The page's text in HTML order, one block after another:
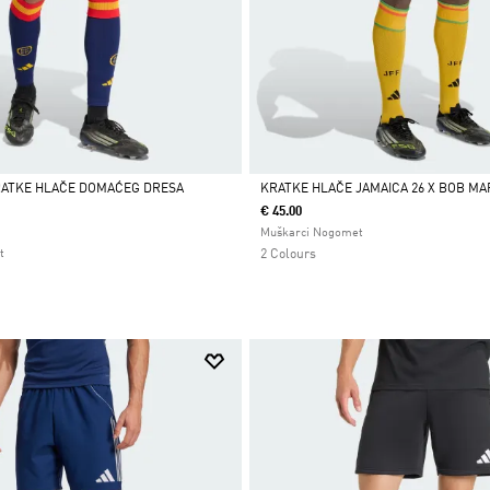
HLAČE DOMAĆEG DRESA
Da
KRATKE HLAČE JAMAICA 26 X BOB
€ 45.00
Muškarci Nogomet
2 Colours